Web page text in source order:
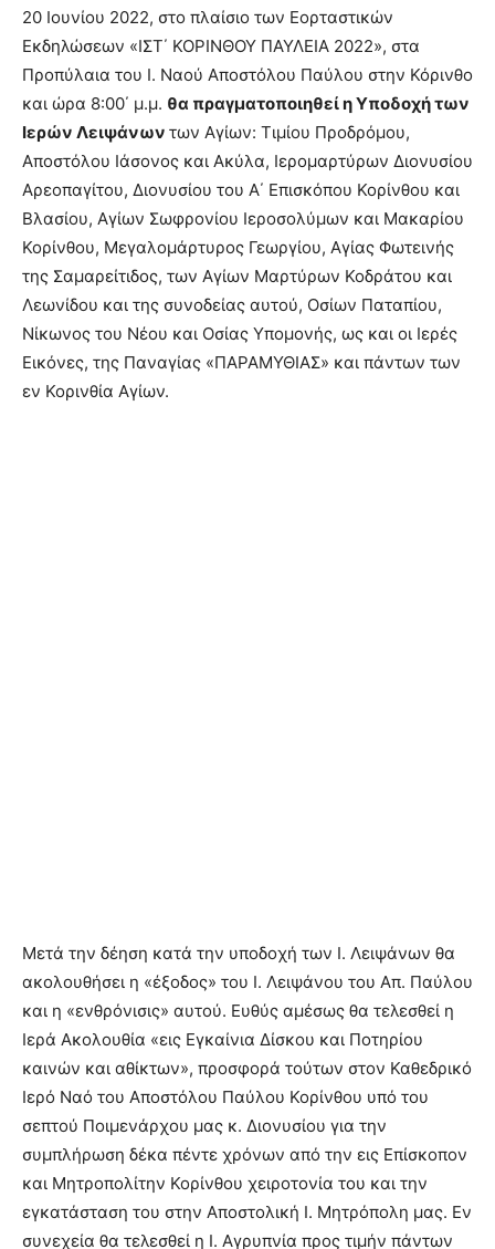
20 Ιουνίου 2022, στο πλαίσιο των Εορταστικών
Εκδηλώσεων «ΙΣΤ΄ ΚΟΡΙΝΘΟΥ ΠΑΥΛΕΙΑ 2022», στα
Προπύλαια του Ι. Ναού Αποστόλου Παύλου στην Κόρινθο
και ώρα 8:00΄ μ.μ. θα πραγματοποιηθεί η Υποδοχή των
Ιερών Λειψάνων των Αγίων: Τιμίου Προδρόμου,
Αποστόλου Ιάσονος και Ακύλα, Ιερομαρτύρων Διονυσίου
Αρεοπαγίτου, Διονυσίου του Α΄ Επισκόπου Κορίνθου και
Βλασίου, Αγίων Σωφρονίου Ιεροσολύμων και Μακαρίου
Κορίνθου, Μεγαλομάρτυρος Γεωργίου, Αγίας Φωτεινής
της Σαμαρείτιδος, των Αγίων Μαρτύρων Κοδράτου και
Λεωνίδου και της συνοδείας αυτού, Οσίων Παταπίου,
Νίκωνος του Νέου και Οσίας Υπομονής, ως και οι Ιερές
Εικόνες, της Παναγίας «ΠΑΡΑΜΥΘΙΑΣ» και πάντων των
εν Κορινθία Αγίων.
Μετά την δέηση κατά την υποδοχή των Ι. Λειψάνων θα
ακολουθήσει η «έξοδος» του Ι. Λειψάνου του Απ. Παύλου
και η «ενθρόνισις» αυτού. Ευθύς αμέσως θα τελεσθεί η
Ιερά Ακολουθία «εις Εγκαίνια Δίσκου και Ποτηρίου
καινών και αθίκτων», προσφορά τούτων στον Καθεδρικό
Ιερό Ναό του Αποστόλου Παύλου Κορίνθου υπό του
σεπτού Ποιμενάρχου μας κ. Διονυσίου για την
συμπλήρωση δέκα πέντε χρόνων από την εις Επίσκοπον
και Μητροπολίτην Κορίνθου χειροτονία του και την
εγκατάσταση του στην Αποστολική Ι. Μητρόπολη μας. Εν
συνεχεία θα τελεσθεί η Ι. Αγρυπνία προς τιμήν πάντων